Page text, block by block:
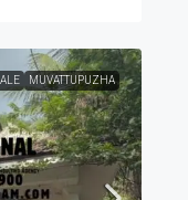
MUVATTUPUZHA